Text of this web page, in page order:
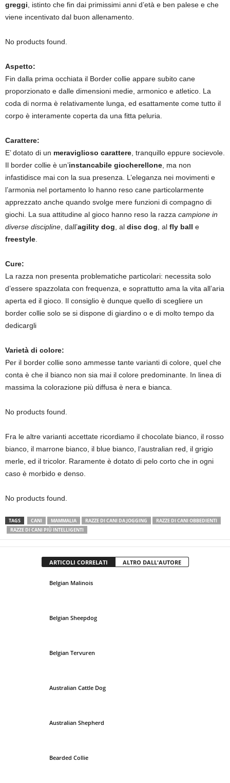
greggi , istinto che fin dai primissimi anni d’età e ben palese e che
viene incentivato dal buon allenamento.
No products found.
Aspetto:
Fin dalla prima occhiata il Border collie appare subito cane
proporzionato e dalle dimensioni medie, armonico e atletico. La
coda di norma è relativamente lunga, ed esattamente come tutto il
corpo è interamente coperta da una fitta peluria.
Carattere:
E’ dotato di un meraviglioso carattere , tranquillo eppure socievole.
Il border collie è un’instancabile giocherellone , ma non
infastidisce mai con la sua presenza. L’eleganza nei movimenti e
l’armonia nel portamento lo hanno reso cane particolarmente
apprezzato anche quando svolge mere funzioni di compagno di
giochi. La sua attitudine al gioco hanno reso la razza campione in
diverse discipline , dall’agility dog , al disc dog , al fly ball e
freestyle
Cure:
La razza non presenta problematiche particolari: necessita solo
d’essere spazzolata con frequenza, e soprattutto ama la vita all’aria
aperta ed il gioco. Il consiglio è dunque quello di scegliere un
border collie solo se si dispone di giardino o e di molto tempo da
dedicargli
Varietà di colore:
Per il border collie sono ammesse tante varianti di colore, quel che
conta è che il bianco non sia mai il colore predominante. In linea di
massima la colorazione più diffusa è nera e bianca.
No products found.
Fra le altre varianti accettate ricordiamo il chocolate bianco, il rosso
bianco, il marrone bianco, il blue bianco, l’australian red, il grigio
merle, ed il tricolor. Raramente è dotato di pelo corto che in ogni
caso è morbido e denso.
No products found.
TAGS CANI MAMMALIA RAZZE DI CANI DA JOGGING
RAZZE DI CANI OBBEDIENTI
RAZZE DI CANI PIÙ INTELLIGENTI
ARTICOLI CORRELATI ALTRO DALL'AUTORE
Belgian Malinois
Belgian Sheepdog
Belgian Tervuren
Australian Cattle Dog
Australian Shepherd
Bearded Collie